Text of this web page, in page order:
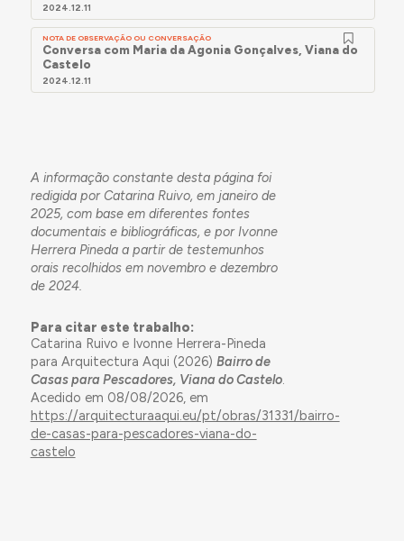
2024.12.11
NOTA DE OBSERVAÇÃO OU CONVERSAÇÃO
Conversa com Maria da Agonia Gonçalves, Viana do
Castelo
2024.12.11
A informação constante desta página foi
redigida por Catarina Ruivo, em janeiro de
2025, com base em diferentes fontes
documentais e bibliográficas, e por Ivonne
Herrera Pineda a partir de testemunhos
orais recolhidos em novembro e dezembro
de 2024.
Para citar este trabalho:
Catarina Ruivo e Ivonne Herrera-Pineda
para Arquitectura Aqui (2026) Bairro de
Casas para Pescadores, Viana do Castelo.
Acedido em 08/08/2026, em
https://arquitecturaaqui.eu/pt/obras/31331/bairro-
de-casas-para-pescadores-viana-do-
castelo